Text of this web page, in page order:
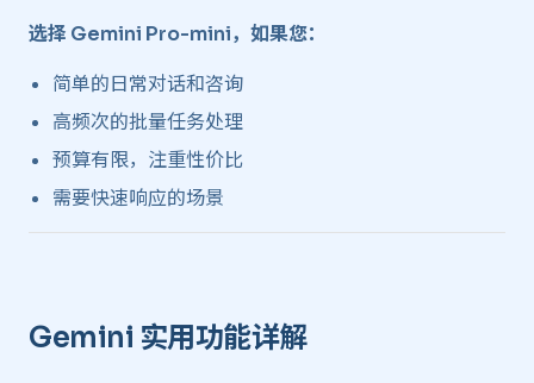
选择 Gemini Pro-mini，如果您：
简单的日常对话和咨询
高频次的批量任务处理
预算有限，注重性价比
需要快速响应的场景
Gemini 实用功能详解 ​